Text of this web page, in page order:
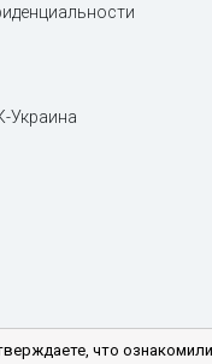
Украина
что